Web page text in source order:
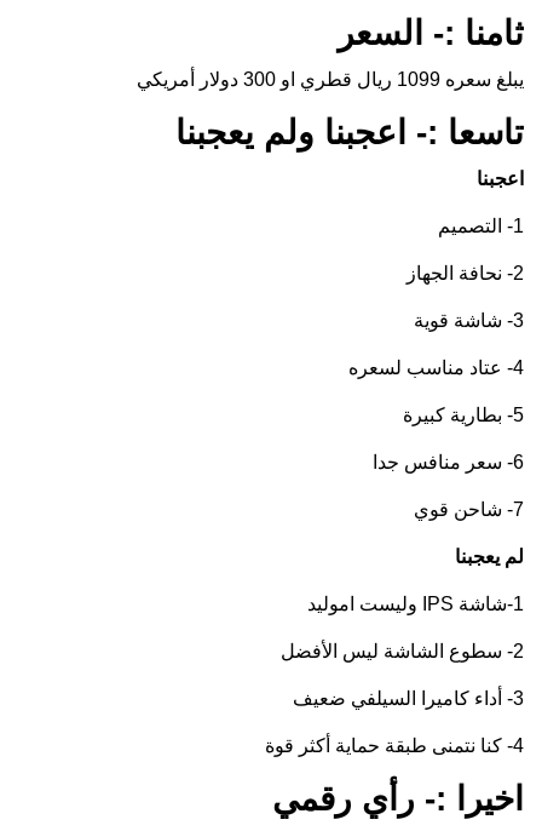
ثامنا :- السعر
يبلغ سعره 1099 ريال قطري او 300 دولار أمريكي
تاسعا :- اعجبنا ولم يعجبنا
اعجبنا
1- التصميم
2- نحافة الجهاز
3- شاشة قوية
4- عتاد مناسب لسعره
5- بطارية كبيرة
6- سعر منافس جدا
7- شاحن قوي
لم يعجبنا
1-شاشة IPS وليست اموليد
2- سطوع الشاشة ليس الأفضل
3- أداء كاميرا السيلفي ضعيف
4- كنا نتمنى طبقة حماية أكثر قوة
اخيرا :- رأي رقمي